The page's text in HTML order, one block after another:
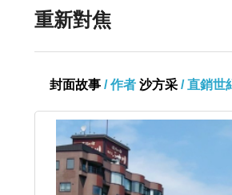
重新對焦
封面故事 / 作者 沙方采 / 直銷世